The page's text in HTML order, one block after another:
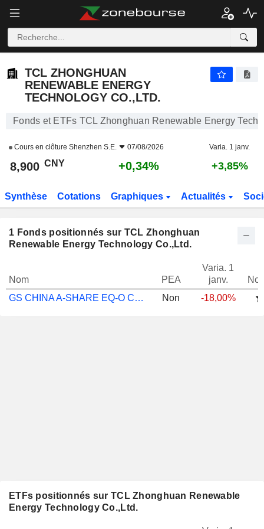
TCL ZHONGHUAN
RENEWABLE ENERGY
TECHNOLOGY CO.,LTD.
Fonds et ETFs TCL Zhonghuan Renewable Energy
Cours en clôture Shenzhen S.E. 07/08/2026 Varia. 1 janv.
8,900 CNY +0,34% +3,85%
Synthèse Cotations Graphiques Actualités
1 Fonds positionnés sur TCL Zhonghuan
Renewable Energy Technology Co.,Ltd.
Nom PEA
Varia. 1
janv.
GS CHINA A-SHARE EQ-O CAP USD
Non -18,00%
ETFs positionnés sur TCL Zhonghuan Renewable
Energy Technology Co.,Ltd.